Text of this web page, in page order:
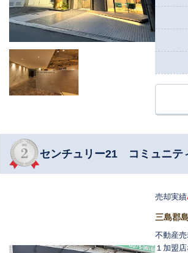
センチュリー21 コミュニテ
売却実績
三島郡
不動産
１加盟